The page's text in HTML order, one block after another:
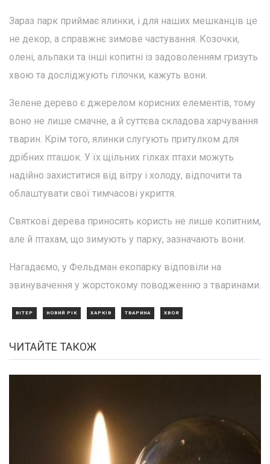
Зараз парк приймає ялинки, і для наших мешканців це
не декор, а справжнє зимове частування. Козочки,
олені, альпаки та інші копитні із задоволенням гризуть
хвою та досліджують гілочки, кажуть вони.
Зелене дерево є джерелом корисних елементів, тому
воно не лише смачне, а й суттєва складова харчування
тварин. Крім того, ялинки слугують притулком для
дрібних пташок. У їх щільних гілках птахи можуть
надійно захиститися від вітру і холоду, відпочити та
облаштувати свої тимчасові укриття.
Святкові дерева приносять користь не лише копитним,
але й птахам, що зимують у парку, зазначають вони.
Нагадаємо, у Фельдман екопарку відповіли на
звинувачення у жорстокому поводженню з тваринами.
ВІТЕР НОВИЙ РІК ХАРКІВ ТВАРИНА ХВОЯ
ЧИТАЙТЕ ТАКОЖ